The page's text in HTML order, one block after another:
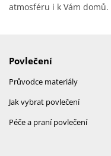
atmosféru i k Vám domů.
Povlečení
Průvodce materiály
Jak vybrat povlečení
Péče a praní povlečení